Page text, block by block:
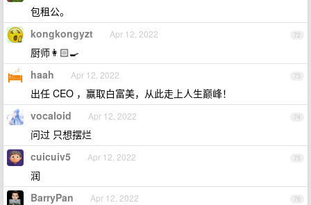
包租公。
72
kongkongyzt Apr 12, 2022
厨师👩🏻‍🍳
73
haah Apr 12, 2022
出任 CEO ，赢取白富美，从此走上人生巅峰！
74
vocaloid Apr 12, 2022
问过 只想摆烂
75
cuicuiv5 Apr 12, 2022
润
76
BarryPan Apr 12, 2022